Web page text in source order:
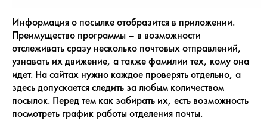
Информация о посылке отобразится в приложении.
Преимущество программы – в возможности
отслеживать сразу несколько почтовых отправлений,
узнавать их движение, а также фамилии тех, кому она
идет. На сайтах нужно каждое проверять отдельно, а
здесь допускается следить за любым количеством
посылок. Перед тем как забирать их, есть возможность
посмотреть график работы отделения почты.